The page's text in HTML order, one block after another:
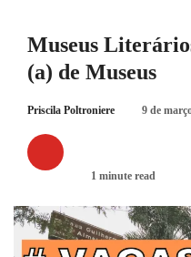
Museus
(a) de Museus
Priscila Poltroniere 9 de
1 minute read